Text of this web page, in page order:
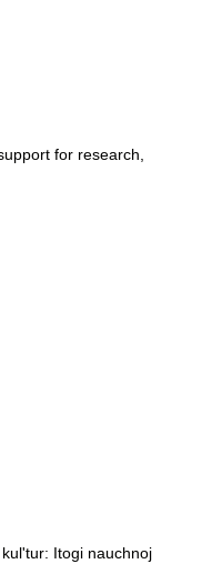
for research,
Itogi nauchnoj